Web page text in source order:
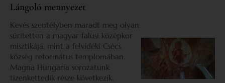
Lángoló mennyezet
Kevés szentélyben maradt meg olyan
sűrítetten a magyar falusi középkor
misztikája, mint a felvidéki Csécs
község református templomában.
Magna Hungaria sorozatunk
tizenkettedik része következik.